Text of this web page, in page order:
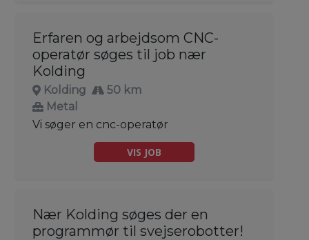
Erfaren og arbejdsom CNC-
operatør søges til job nær
Kolding
Kolding
50 km
Metal
Vi søger en cnc-operatør
VIS JOB
Nær Kolding søges der en
programmør til svejserobotter!